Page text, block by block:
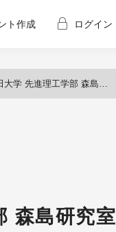
ト作成 ログイン
学 先進理工学部 森島研究室
森島研究室